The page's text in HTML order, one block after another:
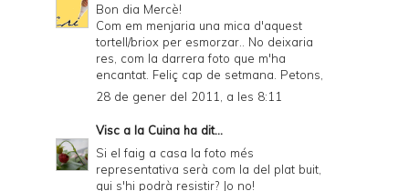
Bon dia Mercè!
Com em menjaria una mica d'aquest
tortell/briox per esmorzar.. No deixaria
res, com la darrera foto que m'ha
encantat. Feliç cap de setmana. Petons,
28 de gener del 2011, a les 8:11
Visc a la Cuina ha dit...
Si el faig a casa la foto més
representativa serà com la del plat buit,
qui s'hi podrà resistir? Jo no!